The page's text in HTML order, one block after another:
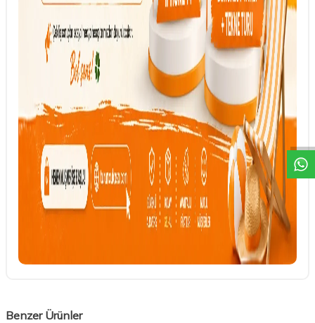
DESTEK
Benzer Ürünler